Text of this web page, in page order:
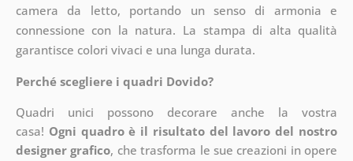
camera da letto, portando un senso di armonia e
connessione con la natura. La stampa di alta qualità
garantisce colori vivaci e una lunga durata.
Perché scegliere i quadri Dovido?
Quadri unici possono decorare anche la vostra
casa! Ogni quadro è il risultato del lavoro del nostro
designer grafico, chetrasforma le sue creazioni in opere